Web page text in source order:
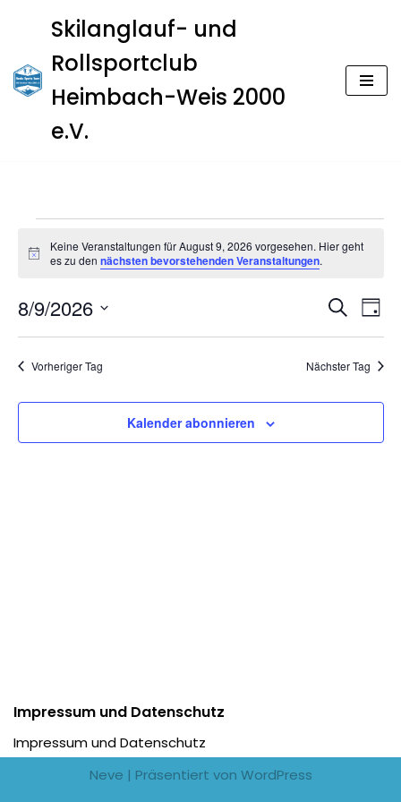
Inhalt
springen
Skilanglauf- und
Rollsportclub
Heimbach-Weis 2000
e.V.
Hinweis
Keine Veranstaltungen für August 9, 2026 vorgesehen. Hier geht
es zu den nächsten bevorstehenden Veranstaltungen.
und
SucheTag
8/9/2026
Vorheriger Tag Nächster Tag
Kalender abonnieren
Impressum und Datenschutz
Impressum und Datenschutz
Neve | Präsentiert von WordPress